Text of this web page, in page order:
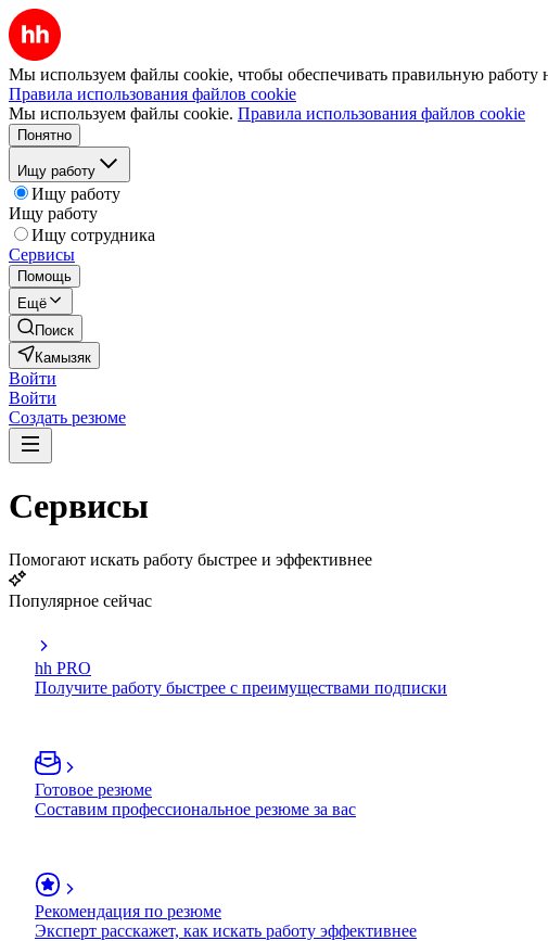
Мы используем файлы cookie, чтобы обеспечивать правильную работу
Правила использования файлов cookie
Мы используем файлы cookie. Правила использования файлов cookie
Понятно
Ищу работу
Ищу работу
Ищу работу
Ищу сотрудника
Сервисы
Помощь
Ещё
Поиск
Камызяк
Войти
Войти
Создать резюме
Сервисы
Помогают искать работу быстрее и эффективнее
Популярное сейчас
hh PRO
Получите работу быстрее с преимуществами подписки
Готовое резюме
Составим профессиональное резюме за вас
Рекомендация по резюме
Эксперт расскажет, как искать работу эффективнее